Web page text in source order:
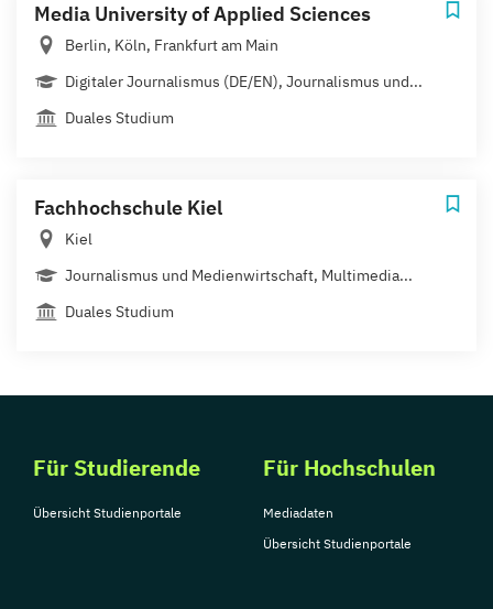
Media University of Applied Sciences
Berlin, Köln, Frankfurt am Main
Digitaler Journalismus (DE/EN), Journalismus und...
Duales Studium
Fachhochschule Kiel
Kiel
Journalismus und Medienwirtschaft, Multimedia...
Duales Studium
Für Studierende
Übersicht Studienportale
Für Hochschulen
Mediadaten
Übersicht Studienportale